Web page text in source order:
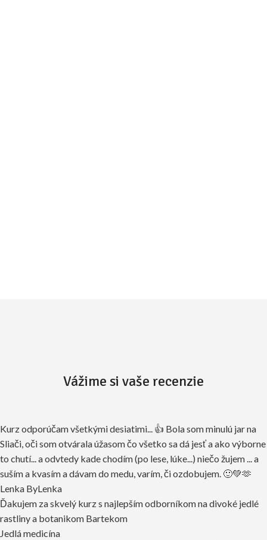
Vážime si vaše recenzie
Kurz odporúčam všetkými desiatimi... 👍 Bola som minulú jar na
Sliači, oči som otvárala úžasom čo všetko sa dá jesť a ako výborne
to chutí... a odvtedy kade chodím (po lese, lúke...) niečo žujem ... a
suším a kvasím a dávam do medu, varím, či ozdobujem. 🙂💚🫶
Lenka ByLenka
Ďakujem za skvelý kurz s najlepším odborníkom na divoké jedlé
rastliny a botanikom Bartekom
Jedlá medicína